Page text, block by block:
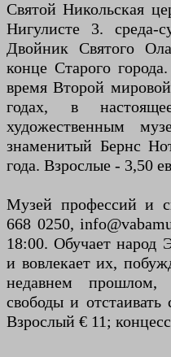
Святой Никольская
Нигулисте 3. среда-
Двойник Святого
конце Старого
время Второй
годах, в
художественным
знаменитый Бернс
года. Взрослые - 3,50
Музей профессий и
668 0250,
18:00. Обучает народ
и вовлекает их,
недавнем прошлом,
свободы и отстаивать
Взрослый € 11;